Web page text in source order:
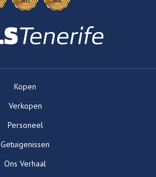
Kopen
Verkopen
Personeel
Getuigenissen
Ons Verhaal